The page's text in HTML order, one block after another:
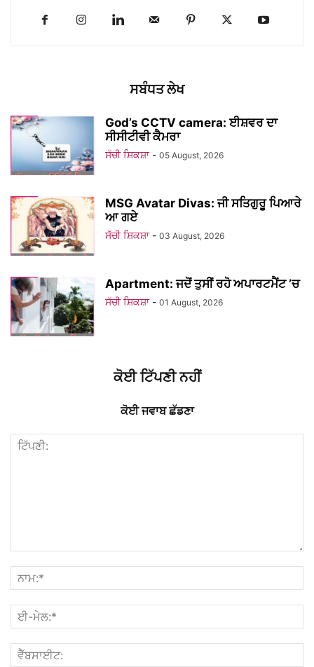
ਸਬੰਧਤ ਲੇਖ
God’s CCTV camera: ਈਸ਼ਵਰ ਦਾ
ਸੀਸੀਟੀਵੀ ਕੈਮਰਾ
ਸੱਚੀ ਸ਼ਿਕਸ਼ਾ - 05 August, 2026
MSG Avatar Divas: ਜੀ ਸਤਿਗੁਰੂ ਪਿਆਰੇ
ਆ ਗਏ
ਸੱਚੀ ਸ਼ਿਕਸ਼ਾ - 03 August, 2026
Apartment: ਜਦੋਂ ਤੁਸੀਂ ਰਹੋ ਅਪਾਰਟਮੈਂਟ ’ਚ
ਸੱਚੀ ਸ਼ਿਕਸ਼ਾ - 01 August, 2026
ਕੋਈ ਟਿੱਪਣੀ ਨਹੀਂ
ਕੋਈ ਜਵਾਬ ਛੱਡਣਾ